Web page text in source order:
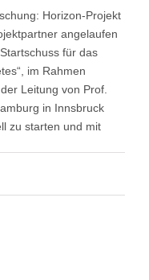
Horizon-Projekt
angelaufen
für das
im Rahmen
Leitung von Prof.
in Innsbruck
zu starten und mit